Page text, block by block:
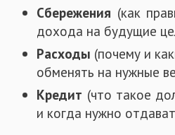
Сбережения (как
дохода на будущие
Расходы (почему и
обменять на нужные
Кредит (что такое
и когда нужно